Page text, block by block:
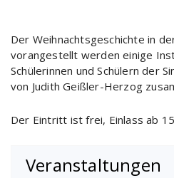
Der Weihnachtsgeschichte in
vorangestellt werden einige
Schülerinnen und Schülern der
von Judith Geißler-Herzog
Der Eintritt ist frei, Einlass ab
Veranstaltungen